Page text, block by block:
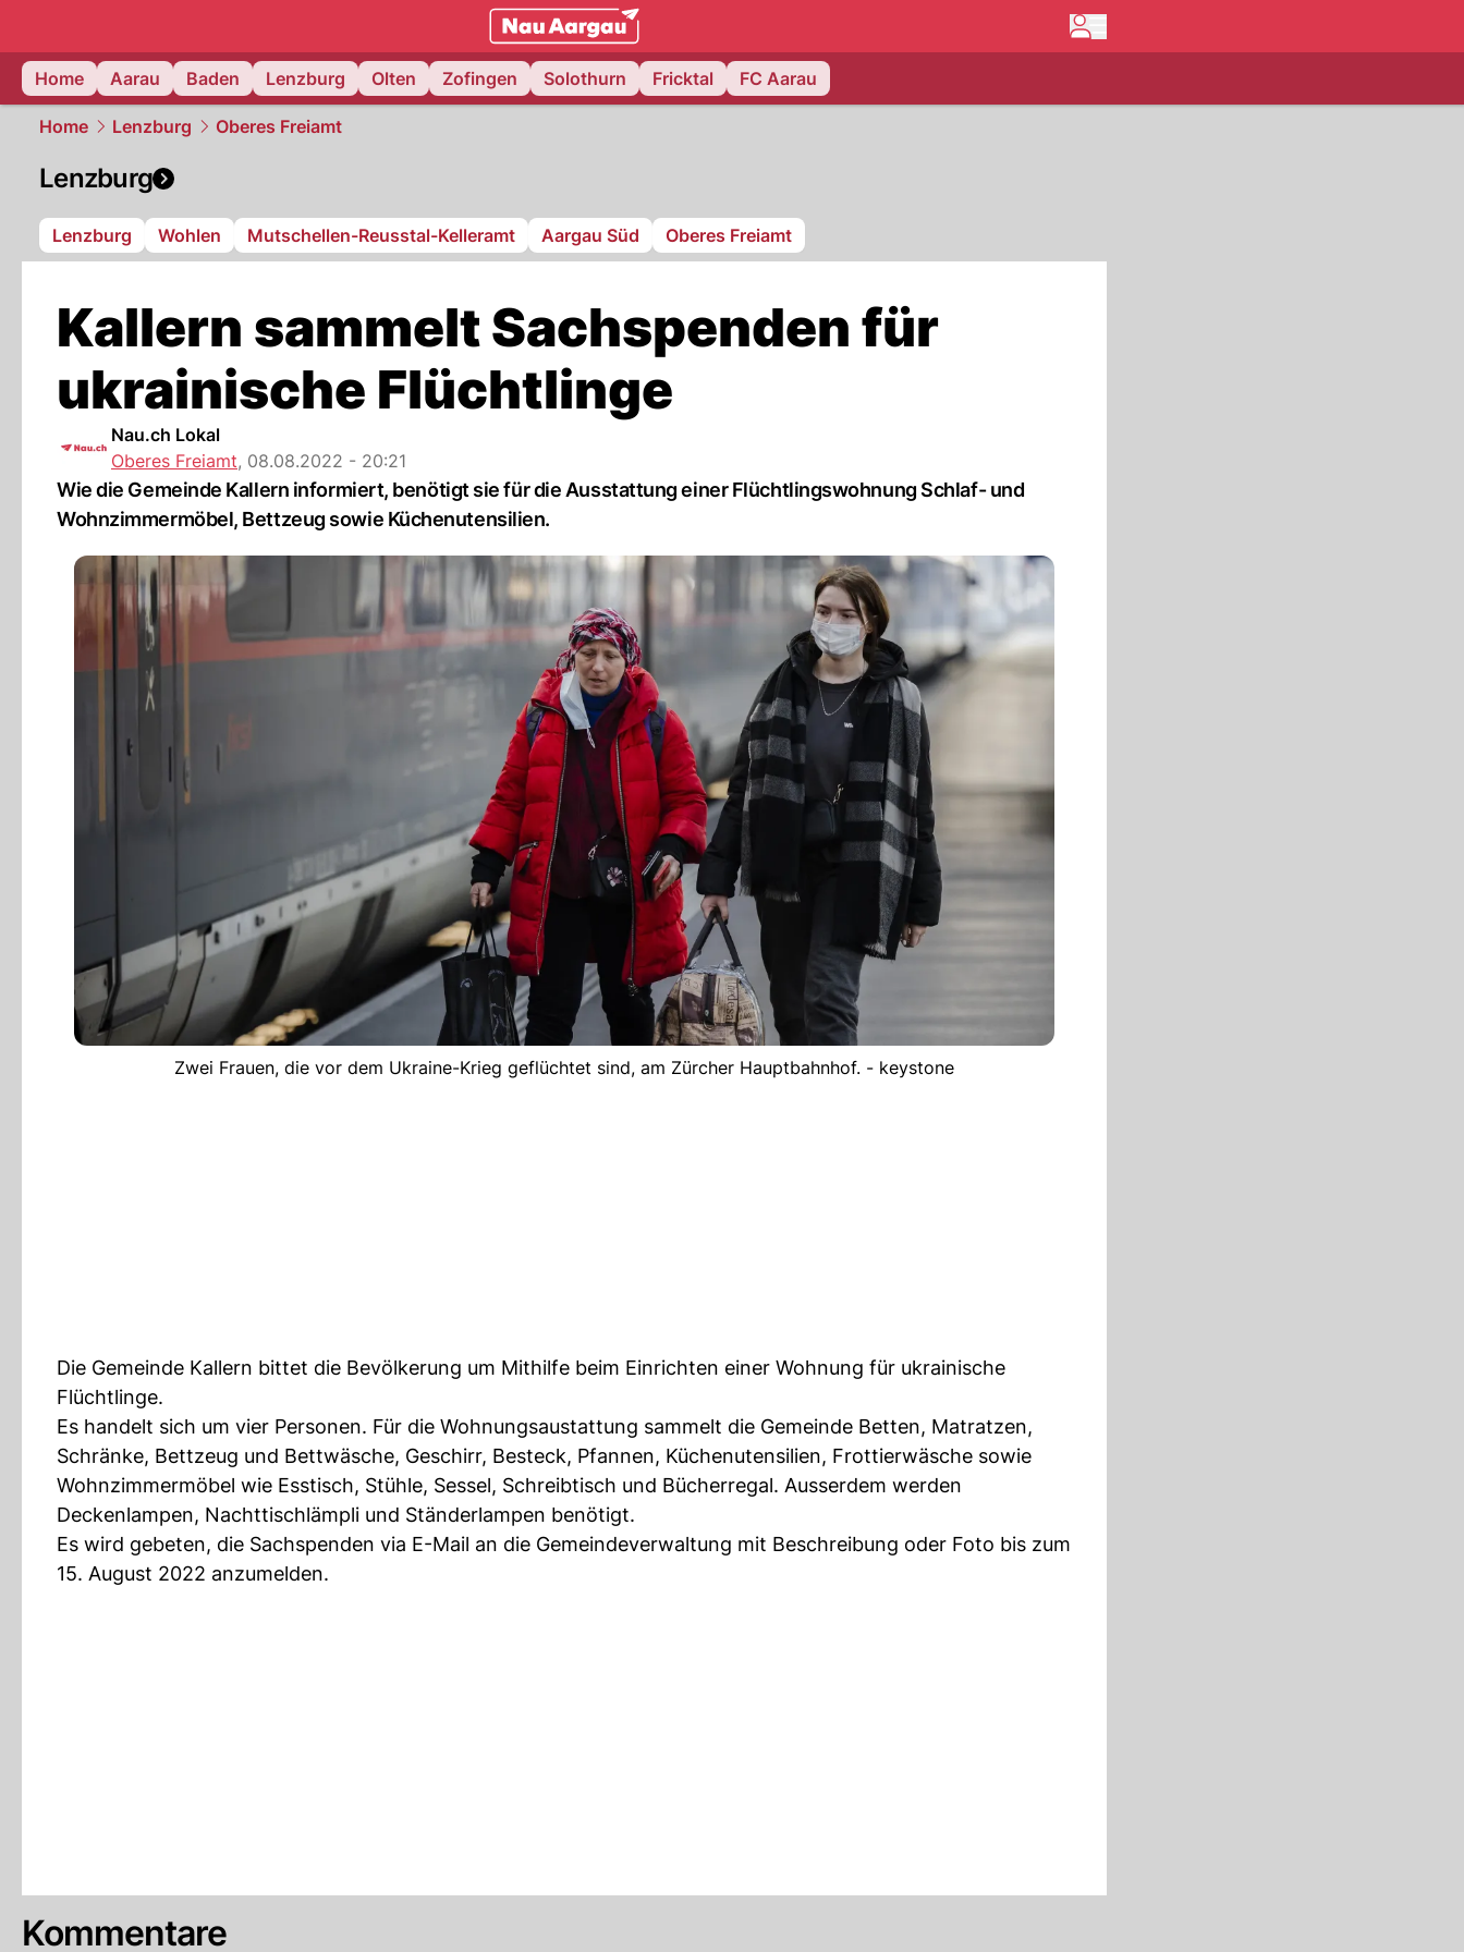
mittelland.NAU.ch
Home
Aarau Baden Lenzburg Olten Zofingen Solothurn Fricktal FC Aarau
Home Lenzburg Oberes Freiamt
Lenzburg
Lenzburg Wohlen Mutschellen-Reusstal-Kelleramt Aargau Süd Oberes Freiamt
Kallern sammelt Sachspenden für
ukrainische Flüchtlinge
Nau.ch Lokal
Oberes Freiamt, 08.08.2022 - 20:21
Wie die Gemeinde Kallern informiert, benötigt sie für die Ausstattung einer Flüchtlingswohnung Schlaf- und
Wohnzimmermöbel, Bettzeug sowie Küchenutensilien.
Zwei Frauen, die vor dem Ukraine-Krieg geflüchtet sind, am Zürcher Hauptbahnhof. - keystone
Die Gemeinde Kallern bittet die Bevölkerung um Mithilfe beim Einrichten einer Wohnung für ukrainische
Flüchtlinge.
Es handelt sich um vier Personen. Für die Wohnungsaustattung sammelt die Gemeinde Betten, Matratzen,
Schränke, Bettzeug und Bettwäsche, Geschirr, Besteck, Pfannen, Küchenutensilien, Frottierwäsche sowie
Wohnzimmermöbel wie Esstisch, Stühle, Sessel, Schreibtisch und Bücherregal. Ausserdem werden
Deckenlampen, Nachttischlämpli und Ständerlampen benötigt.
Es wird gebeten, die Sachspenden via E-Mail an die Gemeindeverwaltung mit Beschreibung oder Foto bis zum
15. August 2022 anzumelden.
Kommentare